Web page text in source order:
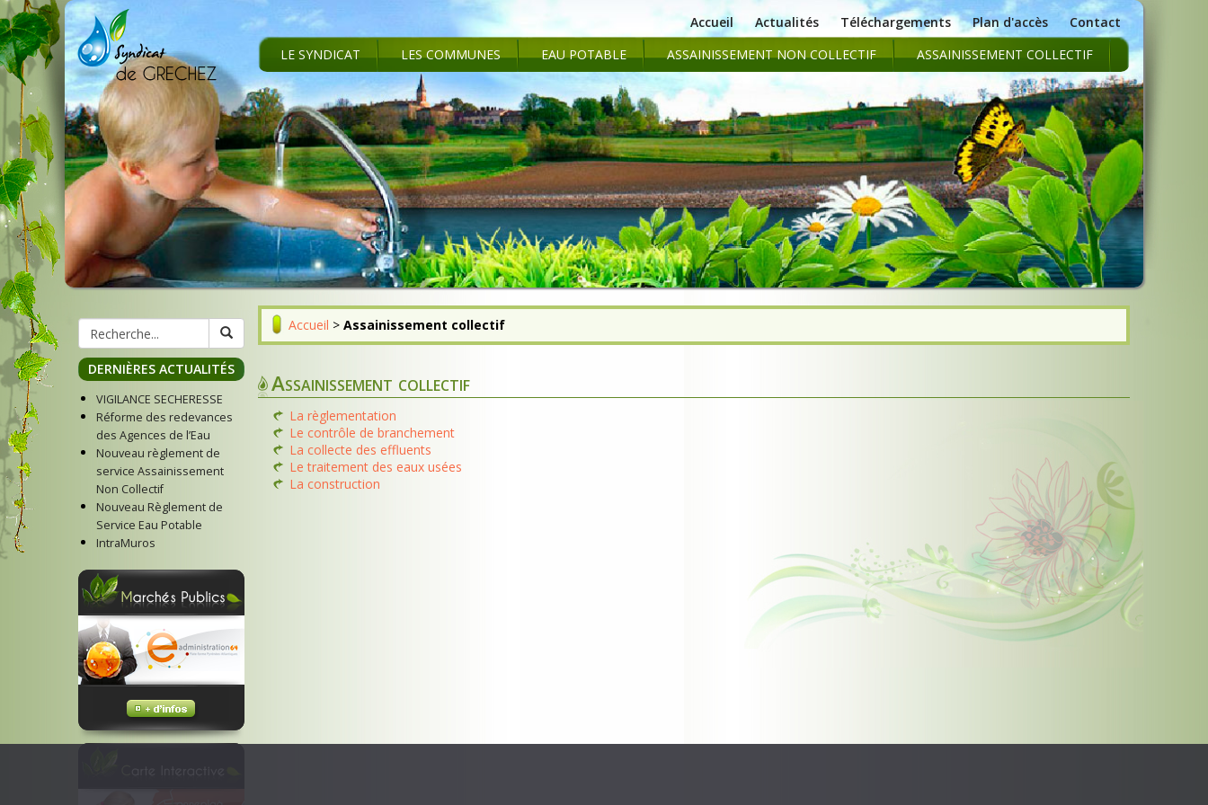
Accueil Actualités Téléchargements Plan d'accès
Contact
LE SYNDICAT
LES COMMUNES EAU POTABLE ASSAINISSEMENT NON COLLECTIF ASSAINISSEMENT COLLECTIF
Accueil > Assainissement collectif
DERNIÈRES ACTUALITÉS
VIGILANCE SECHERESSE
Réforme des redevances
des Agences de l’Eau
Nouveau règlement de
service Assainissement
Non Collectif
Nouveau Règlement de
Service Eau Potable
IntraMuros
Assainissement collectif
La règlementation
Le contrôle de branchement
La collecte des effluents
Le traitement des eaux usées
La construction